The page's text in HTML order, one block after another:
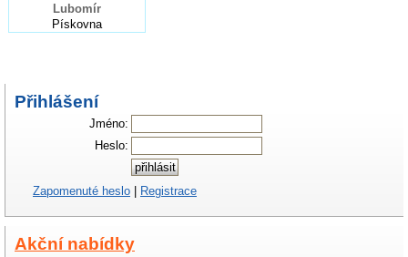
Lubomír
Pískovna
Přihlášení
Jméno:
Heslo:
Zapomenuté heslo Registrace
Akční nabídky